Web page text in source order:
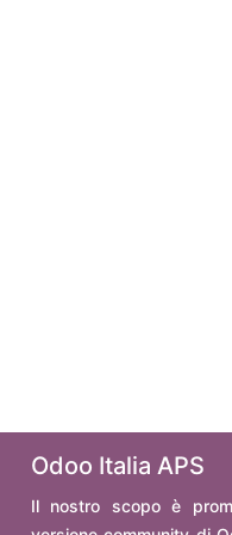
Odoo Italia APS
Il nostro scopo è